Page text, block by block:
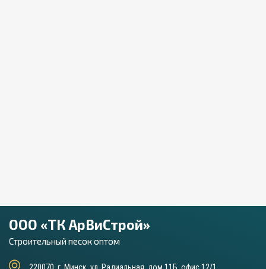
ООО «ТК АрВиСтрой»
Строительный песок оптом
220070, г. Минск, ул. Радиальная, дом 11Б, офис 12/1